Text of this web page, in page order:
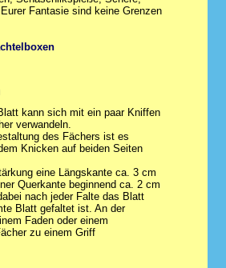
Fantasie sind keine Grenzen
kann sich mit ein paar Kniffen
verwandeln.
des Fächers ist es
Knicken auf beiden Seiten
eine Längskante ca. 3 cm
Querkante beginnend ca. 2 cm
nach jeder Falte das Blatt
Blatt gefaltet ist. An der
Faden oder einem
zu einem Griff